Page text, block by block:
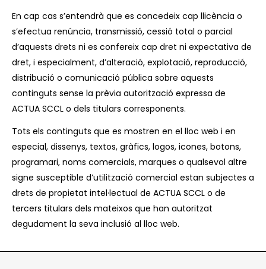
En cap cas s’entendrà que es concedeix cap llicència o
s’efectua renúncia, transmissió, cessió total o parcial
d’aquests drets ni es confereix cap dret ni expectativa de
dret, i especialment, d’alteració, explotació, reproducció,
distribució o comunicació pública sobre aquests
continguts sense la prèvia autorització expressa de
ACTUA SCCL o dels titulars corresponents.
Tots els continguts que es mostren en el lloc web i en
especial, dissenys, textos, gràfics, logos, icones, botons,
programari, noms comercials, marques o qualsevol altre
signe susceptible d’utilització comercial estan subjectes a
drets de propietat intel·lectual de ACTUA SCCL o de
tercers titulars dels mateixos que han autoritzat
degudament la seva inclusió al lloc web.